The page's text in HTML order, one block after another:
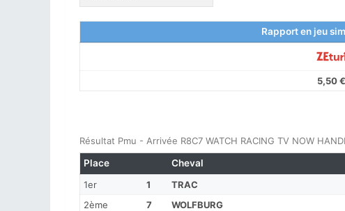
Rapport en jeu
5,50 €
Résultat Pmu - Arrivée R8C7 WATCH RACING TV NOW
1er 1 TRAC
2ème
7 WOLFBURG
Place Cheval